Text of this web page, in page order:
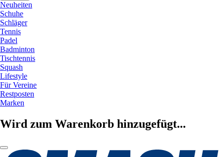
Neuheiten
Schuhe
Schläger
Tennis
Padel
Badminton
Tischtennis
Squash
Lifestyle
Für Vereine
Restposten
Marken
Wird zum Warenkorb hinzugefügt...